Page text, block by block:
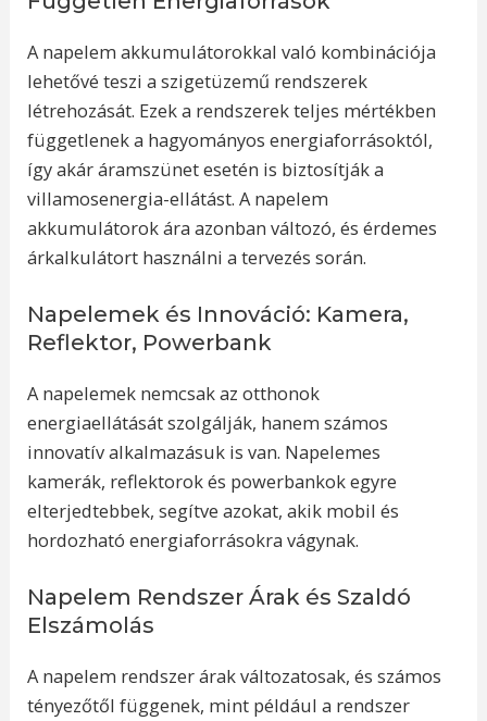
A napelem akkumulátorokkal való kombinációja
lehetővé teszi a szigetüzemű rendszerek
létrehozását. Ezek a rendszerek teljes mértékben
függetlenek a hagyományos energiaforrásoktól,
így akár áramszünet esetén is biztosítják a
villamosenergia-ellátást. A napelem
akkumulátorok ára azonban változó, és érdemes
árkalkulátort használni a tervezés során.
Napelemek és Innováció: Kamera,
Reflektor, Powerbank
A napelemek nemcsak az otthonok
energiaellátását szolgálják, hanem számos
innovatív alkalmazásuk is van. Napelemes
kamerák, reflektorok és powerbankok egyre
elterjedtebbek, segítve azokat, akik mobil és
hordozható energiaforrásokra vágynak.
Napelem Rendszer Árak és Szaldó
Elszámolás
A napelem rendszer árak változatosak, és számos
tényezőtől függenek, mint például a rendszer